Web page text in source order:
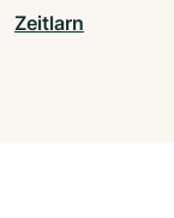
Zeitlarn